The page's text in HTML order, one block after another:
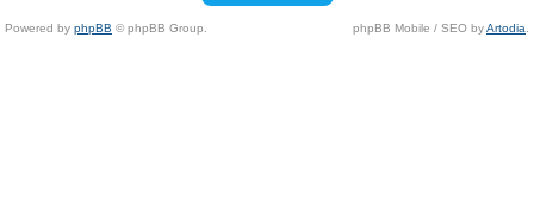
Powered by phpBB © phpBB Group. phpBB Mobile / SEO byArtodia